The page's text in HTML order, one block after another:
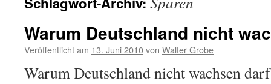
Warum Deutschland nicht
Veröffentlicht am 13. Juni 2010von Walter Grobe
Warum Deutschland nicht wachsen